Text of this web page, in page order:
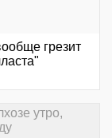
грезит
утро,